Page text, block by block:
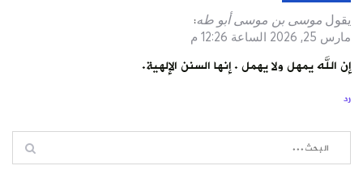
يقول موسى بن موسى أبو طه:
مارس 25, 2026 الساعة 12:26 م
إن الله يمهل ولا يهمل . إنها السنن الإلهية.
رد